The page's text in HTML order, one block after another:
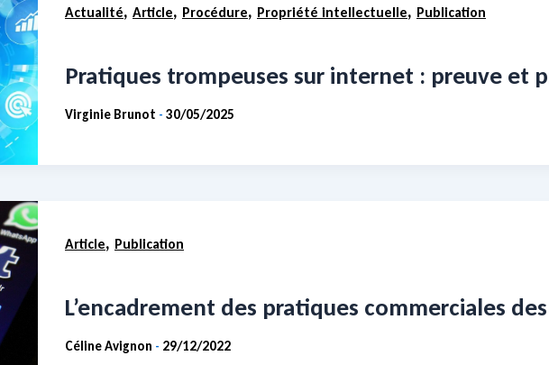
Actualité, Article, Procédure, Propriété intellectuelle, Publication
Pratiques trompeuses sur internet : preuve et
Virginie Brunot - 30/05/2025
Article, Publication
L’encadrement des pratiques commerciales
Céline Avignon - 29/12/2022